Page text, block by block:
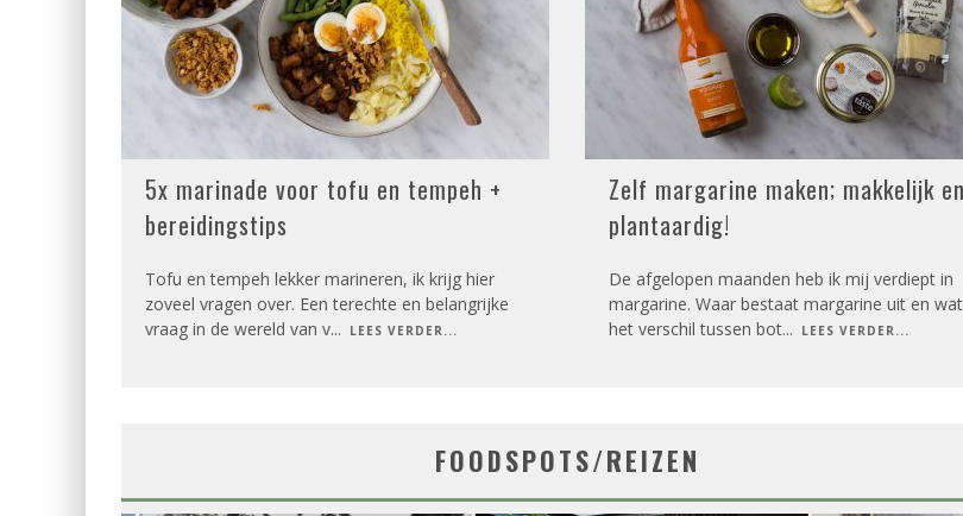
5x marinade voor tofu en tempeh +
bereidingstips
Tofu en tempeh lekker marineren, ik krijg hier
zoveel vragen over. Een terechte en belangrijke
vraag in de wereld van v... LEES VERDER...
Zelf margarine maken; makkelijk en
plantaardig!
De afgelopen maanden heb ik mij verdiept in
margarine. Waar bestaat margarine uit en
het verschil tussen bot... LEES VERDER...
FOODSPOTS/REIZEN